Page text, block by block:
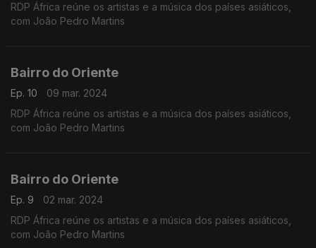
RDP África reúne os artistas e a música dos países asiáticos,
com João Pedro Martins
Bairro do Oriente
Ep. 10
09 mar. 2024
RDP África reúne os artistas e a música dos países asiáticos,
com João Pedro Martins
Bairro do Oriente
Ep. 9
02 mar. 2024
RDP África reúne os artistas e a música dos países asiáticos,
com João Pedro Martins